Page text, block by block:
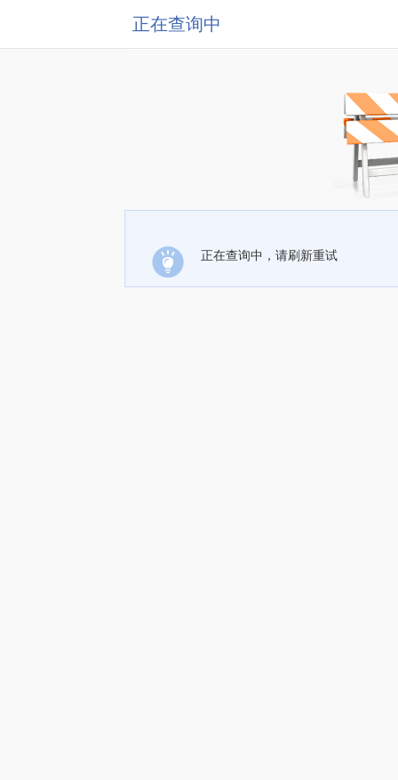
正在查询中
正在查询中，请刷新重试